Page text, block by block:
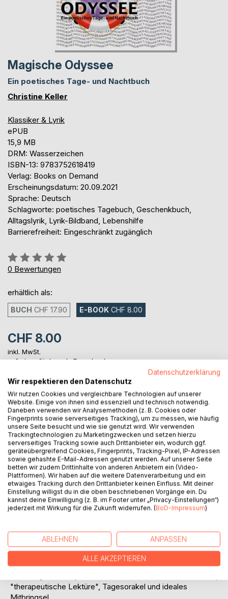
Magische Odyssee
Ein poetisches Tage- und Nachtbuch
Christine Keller
Klassiker & Lyrik
ePUB
15,9 MB
DRM: Wasserzeichen
ISBN-13: 9783752618419
Verlag: Books on Demand
Erscheinungsdatum: 20.09.2021
Sprache: Deutsch
Schlagworte: poetisches Tagebuch, Geschenkbuch,
Alltagslyrik, Lyrik-Bildband, Lebenshilfe
Barrierefreiheit: Eingeschränkt zugänglich
Bewertung::
0%
0 Bewertungen
erhältlich als:
BUCH CHF 17.90 E-BOOK CHF 8.00
CHF 8.00
inkl. MwSt.
sofort verfügbar als Download
IN DEN WARENKORB
Auf die Merkliste
Titel bewerten
BESCHREIBUNG
Irrst du im Meer deines Lebens umher?
Ich werfe dir diese 89 Rettungsringe zu, in welchen sich
Poesie im Dialog mit liebevollen Illustrationen befindet.
"therapeutische Lektüre", Tagesorakel und ideales
Datenschutzerklärung
Wir respektieren den Datenschutz
Wir nutzen Cookies und vergleichbare Technologien auf unserer
Website. Einige von ihnen sind essenziell und technisch notwendig.
Daneben verwenden wir Analysemethoden (z. B. Cookies oder
Fingerprints sowie serverseitiges Tracking), um zu messen, wie häufig
unsere Seite besucht und wie sie genutzt wird. Wir verwenden
Trackingtechnologien zu Marketingzwecken und setzen hierzu
serverseitiges Tracking sowie auch Drittanbieter ein, wodurch ggf.
geräteübergreifend Cookies, Fingerprints, Tracking-Pixel, IP-Adressen
sowie gehashte E-Mail-Adressen genutzt werden. Auf unserer Seite
betten wir zudem Drittinhalte von anderen Anbietern ein (Video-
Plattformen). Wir haben auf die weitere Datenverarbeitung und ein
etwaiges Tracking durch den Drittanbieter keinen Einfluss. Mit deiner
Einstellung willigst du in die oben beschriebenen Vorgänge ein. Du
kannst deine Einwilligung (z. B. im Footer unter „Privacy-Einstellungen“)
jederzeit mit Wirkung für die Zukunft widerrufen. (BoD-Impressum)
ABLEHNEN ANPASSEN
ALLE AKZEPTIEREN